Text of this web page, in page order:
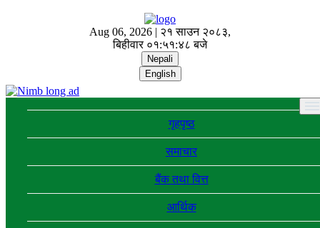
Aug 06, 2026 | २१ साउन २०८३,
बिहीवार ०१:५१:४८ बजे
Nepali
English
गृहपृष्ठ
समाचार
बैंक तथा वित्त
आर्थिक